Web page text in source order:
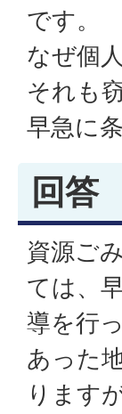
です。
なぜ個
それも
早急に
回答
資源ご
ては、
導を行
あった
ります